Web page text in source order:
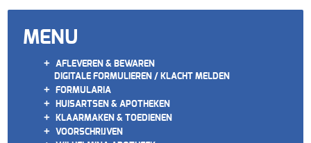
MENU
+ AFLEVEREN & BEWAREN
DIGITALE FORMULIEREN / KLACHT MELDEN
+ FORMULARIA
+ HUISARTSEN & APOTHEKEN
+ KLAARMAKEN & TOEDIENEN
+ VOORSCHRIJVEN